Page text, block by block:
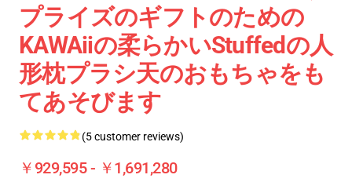
プライズのギフトのための
KAWAiiの柔らかいStuffedの人
形枕プラシ天のおもちゃをも
てあそびます
(5 customer reviews)
￥929,595 - ￥1,691,280